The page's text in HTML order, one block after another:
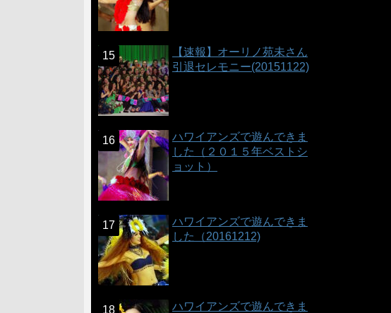
【速報】オーリノ苑未さん
引退セレモニー(20151122)
ハワイアンズで遊んできま
した（２０１５年ベストシ
ョット）
ハワイアンズで遊んできま
した（20161212)
ハワイアンズで遊んできま